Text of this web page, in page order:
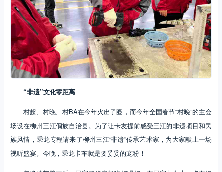
“非遗”文化零距离
村超、村晚、村BA在今年火出了圈，而今年全国春节“村晚”的主会
场设在柳州三江侗族自治县。为了让卡友提前感受三江的非遗项目和民
族风情，乘龙专程请来了柳州三江“非遗”传承艺术家，为大家献上一场
视听盛宴。今晚，乘龙卡车就是要妥妥的宠粉！